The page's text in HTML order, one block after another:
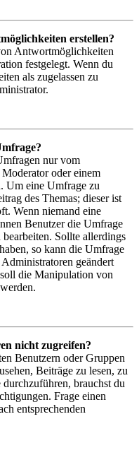
erstellen?
Antwortmöglichkeiten
festgelegt. Wenn du
als zugelassen zu
nur vom
oder einem
Um eine Umfrage zu
des Themas; dieser ist
Wenn niemand eine
Benutzer die Umfrage
Sollte allerdings
so kann die Umfrage
geändert
die Manipulation von
nicht zugreifen?
Benutzern oder Gruppen
Beiträge zu lesen, zu
brauchst du
Frage einen
entsprechenden